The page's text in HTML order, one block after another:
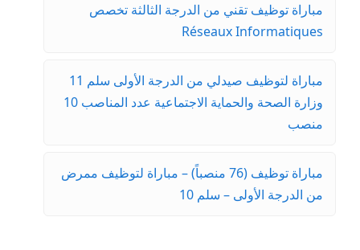
مباراة توظيف تقني من الدرجة الثالثة تخصص
Réseaux Informatiques
مباراة لتوظيف صيدلي من الدرجة الأولى سلم 11
وزارة الصحة والحماية الاجتماعية عدد المناصب 10
منصب
مباراة توظيف (76 منصباً) – مباراة لتوظيف ممرض
من الدرجة الأولى – سلم 10